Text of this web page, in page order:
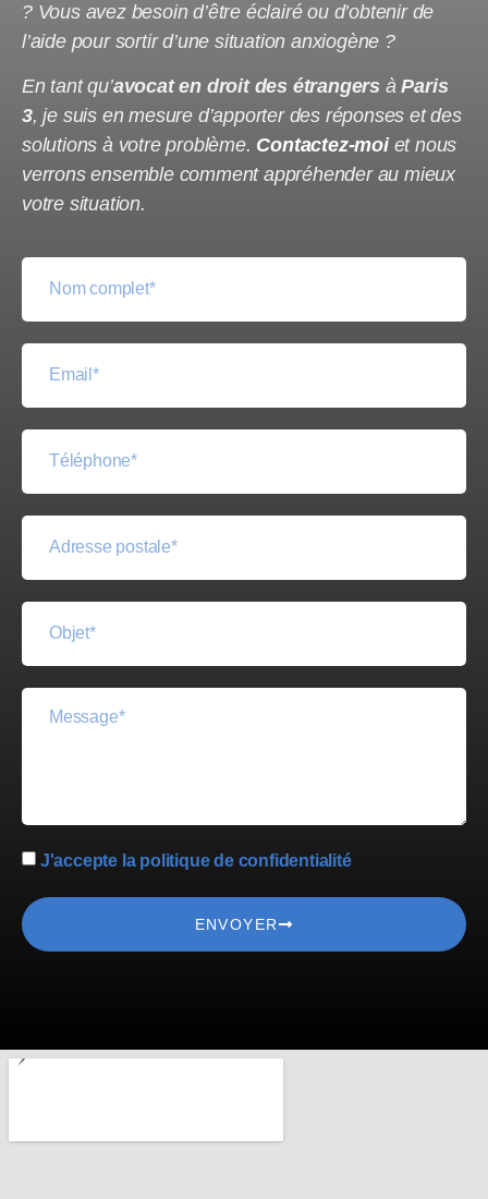
? Vous avez besoin d’être éclairé ou d’obtenir de
l’aide pour sortir d’une situation anxiogène ?
En tant qu’avocat en droit des étrangers àParis
3, je suis en mesure d’apporter des réponses et des
solutions à votre problème. Contactez-moiet nous
verrons ensemble comment appréhender au mieux
votre situation.
J'accepte la politique de confidentialité
ENVOYER